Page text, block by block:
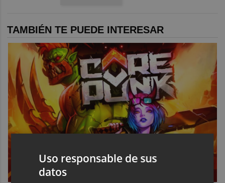
TAMBIÉN TE PUEDE INTERESAR
Uso responsable de sus
datos